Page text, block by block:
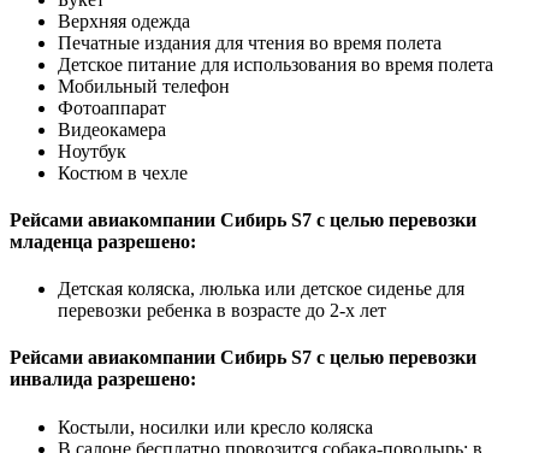
Верхняя одежда
Печатные издания для чтения во время полета
Детское питание для использования во время полета
Мобильный телефон
Фотоаппарат
Видеокамера
Ноутбук
Костюм в чехле
Рейсами авиакомпании Сибирь S7 с целью перевозки
младенца разрешено:
Детская коляска, люлька или детское сиденье для
перевозки ребенка в возрасте до 2-х лет
Рейсами авиакомпании Сибирь S7 с целью перевозки
инвалида разрешено:
Костыли, носилки или кресло коляска
В салоне бесплатно провозится собака-поводырь: в